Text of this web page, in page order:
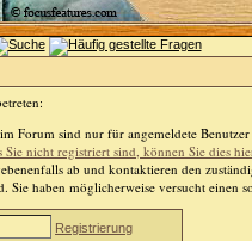
Forum sind nur für angemeldete
Sie nicht registriert sind, können Sie dies
ab und kontaktieren den
haben möglicherweise versucht einen
Registrierung